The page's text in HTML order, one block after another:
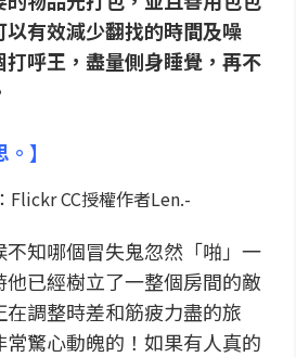
有效減少翻找的時間及噪
呼王，盡量側身睡覺，再不
】
Flickr CC授權作者Len.-
知哪個冒失鬼忽然「啪」一
已經樹立了一整個房間的敵
在調整時差和筋疲力盡的旅
常驚心動魄的！如果有人真的